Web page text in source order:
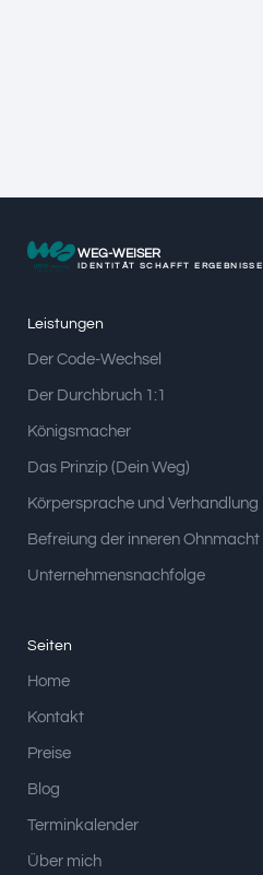
WEG-WEISER
IDENTITÄT SCHAFFT ERGEBNISSE
Leistungen
Der Code-Wechsel
Der Durchbruch 1:1
Königsmacher
Das Prinzip (Dein Weg)
Körpersprache und Verhandlung
Befreiung der inneren Ohnmacht
Unternehmensnachfolge
Seiten
Home
Kontakt
Preise
Blog
Terminkalender
Über mich